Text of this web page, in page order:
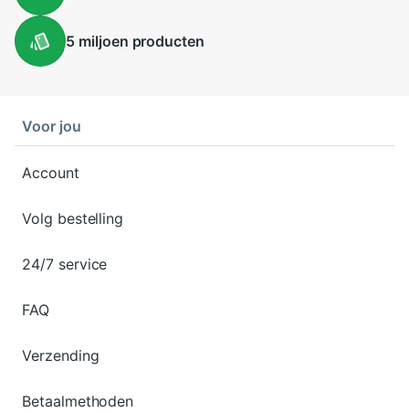
5 miljoen producten
Voor jou
Account
Volg bestelling
24/7 service
FAQ
Verzending
Betaalmethoden